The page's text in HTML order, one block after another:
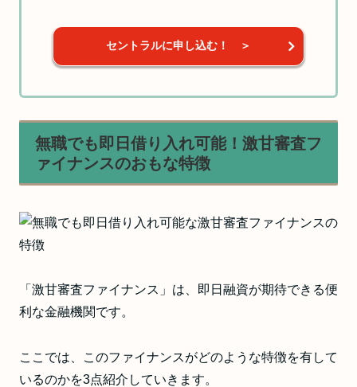
セントラルに申し込む！ ＞
無職でも即日借り入れ可能！激甘審査フ
ァイナンスのおもな特徴
「激甘審査ファイナンス」は、即日融資が期待できる便
利な金融機関です。
ここでは、このファイナンスがどのような特徴を有して
いるのかを3点紹介していきます。